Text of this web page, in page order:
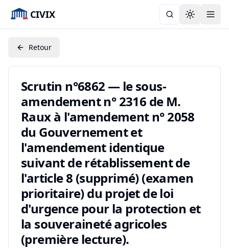
CIVIX Toggle
Retour
Scrutin n°6862 — le sous-
amendement n° 2316 de M.
Raux à l'amendement n° 2058
du Gouvernement et
l'amendement identique
suivant de rétablissement de
l'article 8 (supprimé) (examen
prioritaire) du projet de loi
d'urgence pour la protection et
la souveraineté agricoles
(première lecture).